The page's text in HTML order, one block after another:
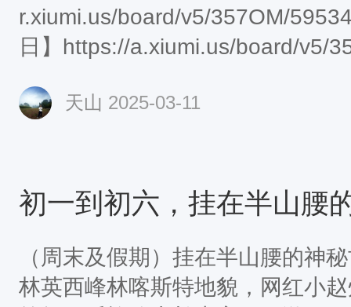
r.xiumi.us/board/v5/357OM/595349204 【
日】https://a.xiumi.us/board/v5/
天山 2025-03-11
（周末及假期）挂在半山腰的神
林英西峰林喀斯特地貌，网红小